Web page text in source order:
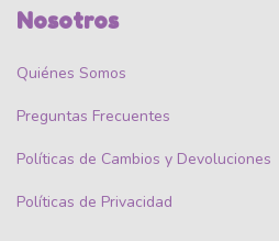
Nosotros
Quiénes Somos
Preguntas Frecuentes
Políticas de Cambios y Devoluciones
Políticas de Privacidad